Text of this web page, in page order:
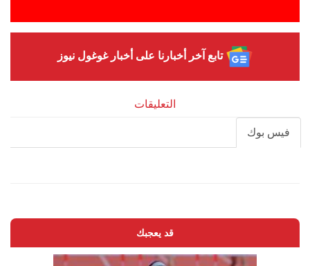
تابع آخر أخبارنا على أخبار غوغول نيوز
التعليقات
فيس بوك
قد يعجبك